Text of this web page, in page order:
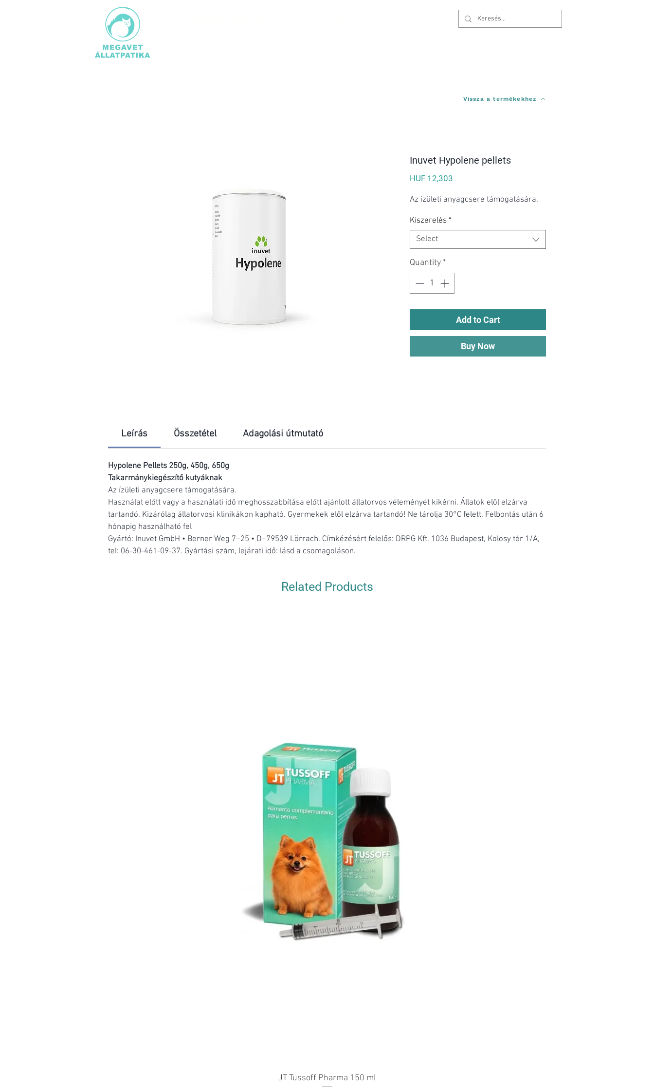
Inuvet Hypolene pellets
HUF 12,303
Az ízületi anyagcsere támogatására.
Kiszerelés *
Select
Quantity *
Add to Cart
Buy Now
Leírás Összetétel Adagolási útmutató
Hypolene Pellets 250g, 450g, 650g
Takarmánykiegészítő kutyáknak
Az ízületi anyagcsere támogatására.
Használat előtt vagy a használati idő meghosszabbítása előtt ajánlott állatorvos véleményét kikérni. Állatok elől elzárva
tartandó. Kizárólag állatorvosi klinikákon kapható. Gyermekek elől elzárva tartandó! Ne tárolja 30°C felett. Felbontás után 6
hónapig használható fel
Gyártó: Inuvet GmbH • Berner Weg 7–25 • D–79539 Lörrach. Címkézésért felelős: DRPG Kft. 1036 Budapest, Kolosy tér 1/A,
tel: 06-30-461-09-37. Gyártási szám, lejárati idő: lásd a csomagoláson.
Vissza a termékekhez
Related Products
Quick View
JT Tussoff Pharma 150 ml